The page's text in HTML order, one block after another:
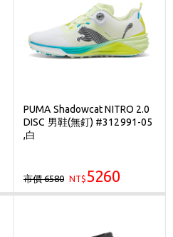
PUMA Shadowcat NITRO 2.0
DISC 男鞋(無釘) #312991-05
,白
市價 6580 NT$5260